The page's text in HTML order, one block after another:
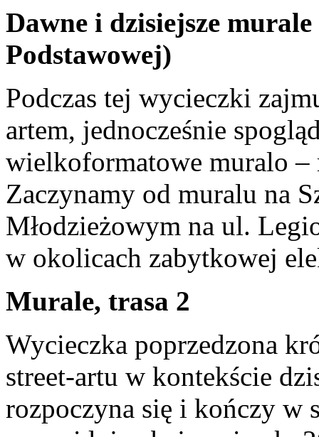
Dawne i dzisiejsze
Podstawowej)
Podczas tej wycieczki
artem, jednocześnie
wielkoformatowe muralo –
Zaczynamy od muralu na
Młodzieżowym na ul.
w okolicach zabytkowej
Murale, trasa 2
Wycieczka poprzedzona
street-artu w kontekście
rozpoczyna się i kończy w